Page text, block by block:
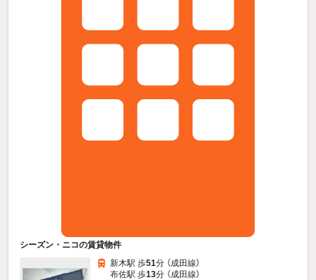
シーズン・ニコの賃貸物件
新木駅 歩51分 （成田線）
布佐駅 歩13分 （成田線）